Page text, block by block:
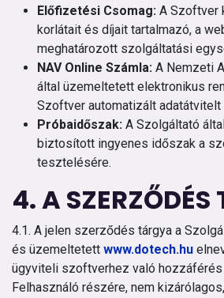
Előfizetési Csomag: A Szoftver
korlátait és díjait tartalmazó, a
meghatározott szolgáltatási
NAV Online Számla: A Nemzeti
által üzemeltetett elektronikus
Szoftver automatizált adatátvitelt
Próbaidőszak: A Szolgáltató
biztosított ingyenes időszak a
tesztelésére.
4. A SZERZŐDÉS
4.1. A jelen szerződés tárgya a
és üzemeltetett www.dotech.hu
ügyviteli szoftverhez való
Felhasználó részére, nem